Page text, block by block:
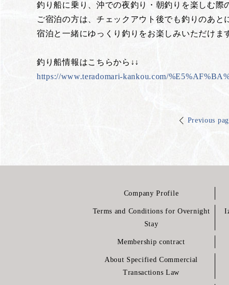
釣り船に乗り、沖での夜釣り・朝釣りを楽しむ際
ご宿泊の方は、チェックアウト後でも釣りのあと
宿泊と一緒にゆっくり釣りをお楽しみいただけま
釣り船情報はこちらから↓↓
https://www.teradomari-kankou.com/
Previous
Company Profile
Terms and Conditions for Overnight
Stay
Membership contract
About Specified Commercial
Transactions Law